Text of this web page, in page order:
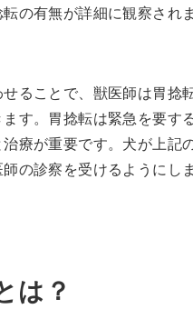
の有無が詳細に観察され
ることで、獣医師は胃捻
す。胃捻転は緊急を要す
療が重要です。犬が上記
の診察を受けるようにし
は？